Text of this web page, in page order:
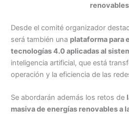
renovables
Desde el comité organizador
será también una plataforma para
tecnologías 4.0 aplicadas al
inteligencia artificial, que está
operación y la eficiencia de las
Se abordarán además los retos de
masiva de energías renovables a